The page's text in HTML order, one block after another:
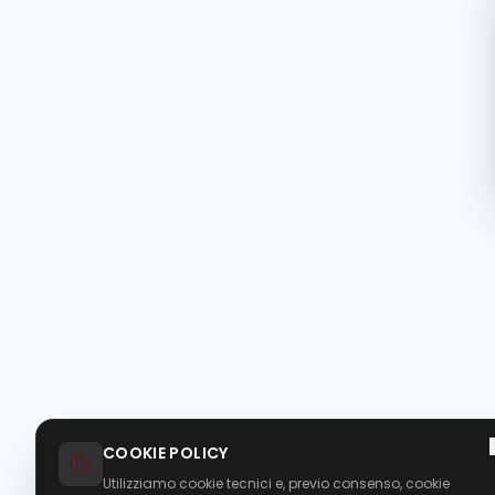
COOKIE POLICY
Utilizziamo cookie tecnici e, previo consenso, cookie